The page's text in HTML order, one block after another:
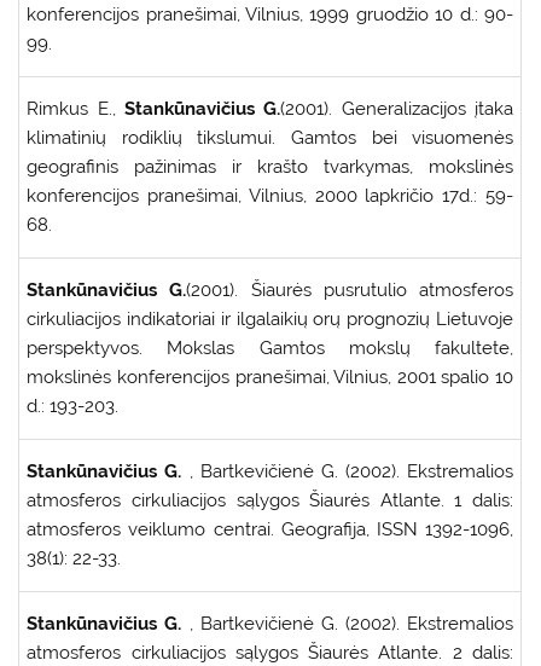
konferencijos pranešimai, Vilnius, 1999 gruodžio 10 d.: 90-
99.
Rimkus E.,Stankūnavičius G.(2001). Generalizacijos įtaka
klimatinių rodiklių tikslumui. Gamtos bei visuomenės
geografinis pažinimas ir krašto tvarkymas, mokslinės
konferencijos pranešimai, Vilnius, 2000 lapkričio 17d.: 59-
68.
Stankūnavičius G.(2001). Šiaurės pusrutulio atmosferos
cirkuliacijos indikatoriai ir ilgalaikių orų prognozių Lietuvoje
perspektyvos. Mokslas Gamtos mokslų fakultete,
mokslinės konferencijos pranešimai, Vilnius, 2001 spalio 10
d.: 193-203.
Stankūnavičius G. , Bartkevičienė G. (2002). Ekstremalios
atmosferos cirkuliacijos sąlygos Šiaurės Atlante. 1 dalis:
atmosferos veiklumo centrai. Geografija, ISSN 1392-1096,
38(1): 22-33.
Stankūnavičius G. , Bartkevičienė G. (2002). Ekstremalios
atmosferos cirkuliacijos sąlygos Šiaurės Atlante. 2 dalis: